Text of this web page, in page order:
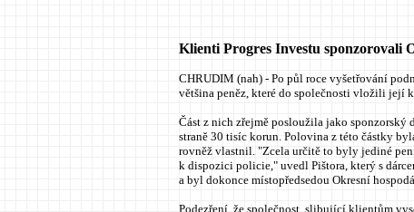
Klienti Progres Investu sponzorovali
CHRUDIM (nah) - Po půl roce vyšetřování
většina peněz, které do společnosti vložili její
Část z nich zřejmě posloužila jako
straně 30 tisíc korun. Polovina z této částky
rovněž vlastnil. "Zcela určitě to byly jediné
k dispozici policie," uvedl Pištora, který s
a byl dokonce místopředsedou Okresní
Podezření, že společnost, slibující klientům